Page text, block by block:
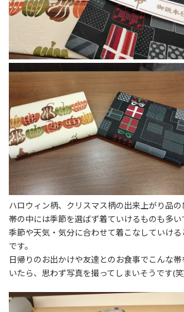
ハロウィン柄、クリスマス柄の出来上がり品の
帯の中には季節を選ばず着ていけるものも多
季節や天気・気分に合わせて着こなしていける
です。
日帰りのお出かけや友達とのお食事でこんな
いたら、思わず写真を撮ってしまいそうです(笑